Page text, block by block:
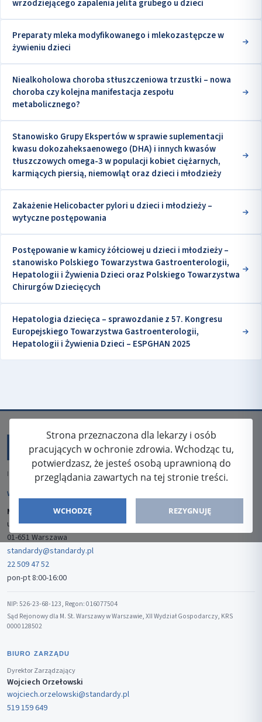
wrzodziejącego zapalenia jelita grubego u dzieci
Preparaty mleka modyfikowanego i mlekozastępcze w
żywieniu dzieci
Niealkoholowa choroba stłuszczeniowa trzustki – nowa
choroba czy kolejna manifestacja zespołu
metabolicznego?
Stanowisko Grupy Ekspertów w sprawie suplementacji
kwasu dokozaheksaenowego (DHA) i innych kwasów
tłuszczowych omega-3 w populacji kobiet ciężarnych,
karmiących piersią, niemowląt oraz dzieci i młodzieży
Zakażenie Helicobacter pylori u dzieci i młodzieży –
wytyczne postępowania
Postępowanie w kamicy żółciowej u dzieci i młodzieży –
stanowisko Polskiego Towarzystwa Gastroenterologii,
Hepatologii i Żywienia Dzieci oraz Polskiego Towarzystwa
Chirurgów Dziecięcych
Hepatologia dziecięca – sprawozdanie z 57. Kongresu
Europejskiego Towarzystwa Gastroenterologii,
Hepatologii i Żywienia Dzieci – ESPGHAN 2025
Strona przeznaczona dla lekarzy i osób
pracujących w ochronie zdrowia. Wchodząc tu,
potwierdzasz, że jesteś osobą uprawnioną do
przeglądania zawartych na tej stronie treści.
WCHODZĘ REZYGNUJĘ
ISSN: 2080-5438
WYDAWCA
Media-Press Sp. z o.o.
ul. Gwiaździsta 7B/8
01-651 Warszawa
standardy@standardy.pl
22 509 47 52
pon-pt 8:00-16:00
NIP: 526-23-68-123, Regon: 016077504
Sąd Rejonowy dla M. St. Warszawy w Warszawie, XII Wydział Gospodarczy, KRS
0000128502
BIURO ZARZĄDU
Dyrektor Zarządzający
Wojciech Orzełowski
wojciech.orzelowski@standardy.pl
519 159 649